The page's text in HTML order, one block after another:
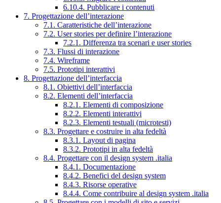
6.10.4. Pubblicare i contenuti
7. Progettazione dell’interazione
7.1. Caratteristiche dell’interazione
7.2. User stories per definire l’interazione
7.2.1. Differenza tra scenari e user stories
7.3. Flussi di interazione
7.4. Wireframe
7.5. Prototipi interattivi
8. Progettazione dell’interfaccia
8.1. Obiettivi dell’interfaccia
8.2. Elementi dell’interfaccia
8.2.1. Elementi di composizione
8.2.2. Elementi interattivi
8.2.3. Elementi testuali (microtesti)
8.3. Progettare e costruire in alta fedeltà
8.3.1. Layout di pagina
8.3.2. Prototipi in alta fedeltà
8.4. Progettare con il design system .italia
8.4.1. Documentazione
8.4.2. Benefici del design system
8.4.3. Risorse operative
8.4.4. Come contribuire al design system .italia